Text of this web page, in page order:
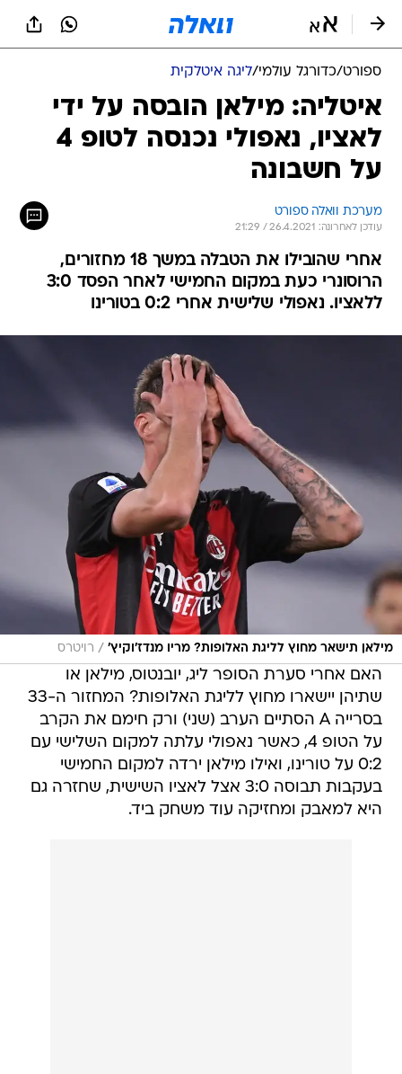
ספורט/כדורגל עולמי/ליגה איטלקית
איטליה: מילאן הובסה על ידי
לאציו, נאפולי נכנסה לטופ 4
על חשבונה
מערכת וואלה ספורט
עודכן לאחרונה: 26.4.2021 / 21:29
אחרי שהובילו את הטבלה במשך 18 מחזורים,
הרוסונרי כעת במקום החמישי לאחר הפסד 3:0
ללאציו. נאפולי שלישית אחרי 0:2 בטורינו
מילאן תישאר מחוץ לליגת האלופות? מריו מנדז'וקיץ' / רויטרס
האם אחרי סערת הסופר ליג, יובנטוס, מילאן או
שתיהן יישארו מחוץ לליגת האלופות? המחזור ה-33
בסרייה A הסתיים הערב (שני) ורק חימם את הקרב
על הטופ 4, כאשר נאפולי עלתה למקום השלישי עם
0:2 על טורינו, ואילו מילאן ירדה למקום החמישי
בעקבות תבוסה 3:0 אצל לאציו השישית, שחזרה גם
היא למאבק ומחזיקה עוד משחק ביד.